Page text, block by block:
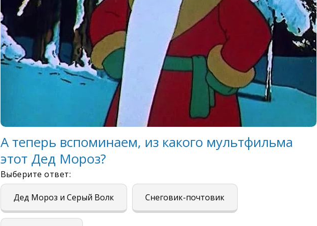
А теперь вспоминаем, из какого мультфильма
этот Дед Мороз?
Выберите ответ:
Дед Мороз и Серый Волк Снеговик-почтовик